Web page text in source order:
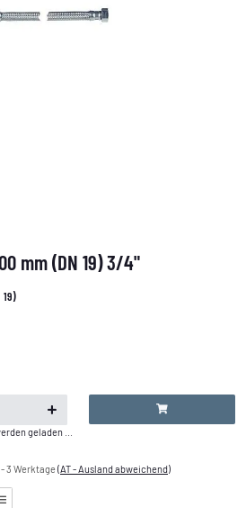
mm (DN 19) 3/4"
19)
geladen ...
- 3 Werktage(AT - Ausland abweichend)